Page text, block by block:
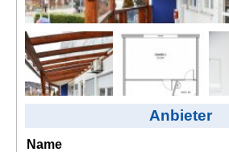
Anbieter
Name